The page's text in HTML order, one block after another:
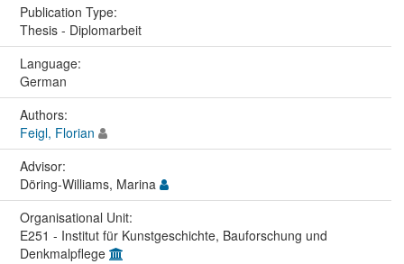
Publication Type:
Thesis - Diplomarbeit
Language:
German
Authors:
Feigl, Florian
Advisor:
Döring-Williams, Marina
Organisational Unit:
E251 - Institut für Kunstgeschichte, Bauforschung und
Denkmalpflege